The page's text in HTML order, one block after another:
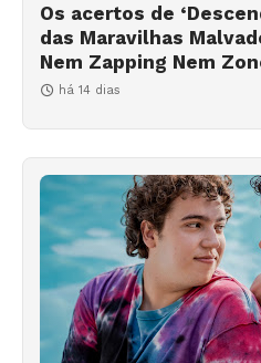
Os acertos de
das Maravilhas
Nem Zapping Nem
há 14 dias